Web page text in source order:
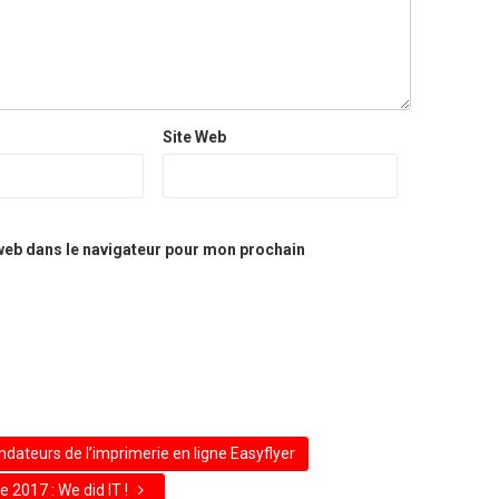
Site Web
dans le navigateur pour mon prochain
de l’imprimerie en ligne Easyflyer
2017 : We did IT !